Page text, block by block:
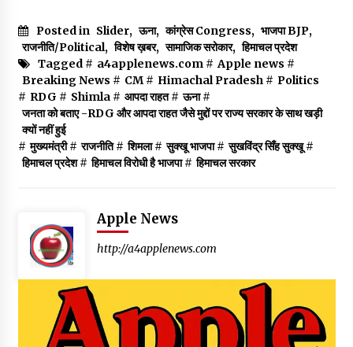
Posted in Slider, ऊना, कांग्रेस Congress, भाजपा BJP,
राजनीति/Political, विशेष ख़बर, सामाजिक सरोकार, हिमाचल प्रदेश
Tagged # a4applenews.com# Apple news #
Breaking News # CM# Himachal Pradesh# Politics
# RDG # Shimla# आपदा राहत# ऊना#
जनता को बताए -RDG और आपदा राहत जैसे मुद्दों पर राज्य सरकार के साथ खड़ी
क्यों नहीं हुई
# मुख्यमंत्री# राजनीति# शिमला# सुक्खू भाजपा# सुखविंद्र सिँह सुक्खू#
हिमाचल प्रदेश# हिमाचल विरोधी है भाजपा# हिमाचल सरकार
Apple News
http://a4applenews.com